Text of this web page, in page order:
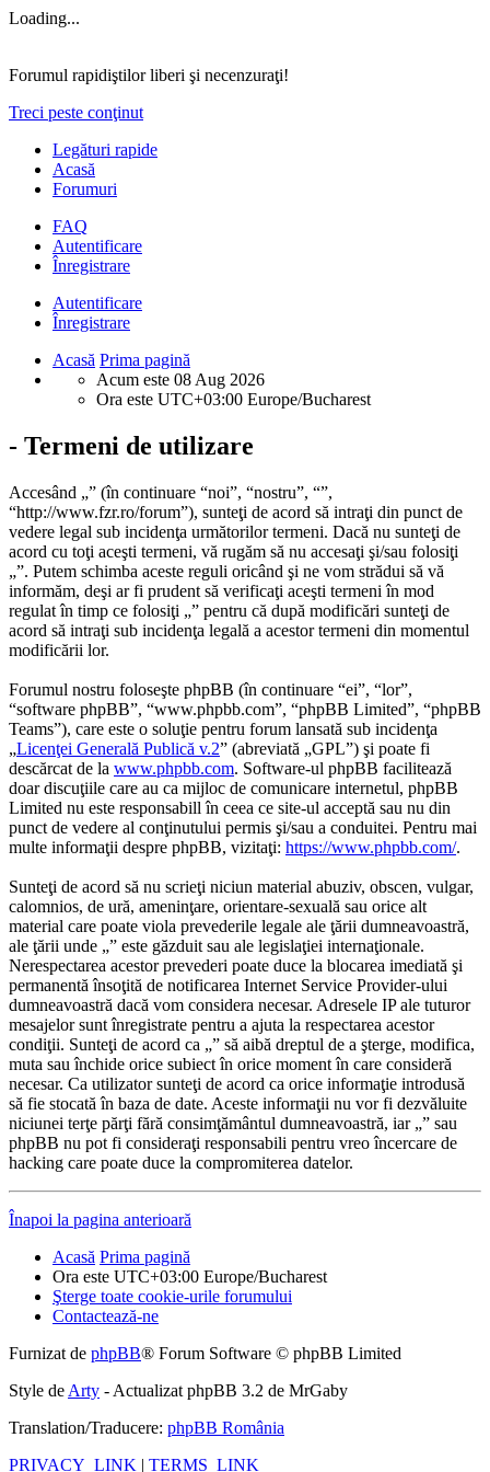
Loading...
Forumul rapidiştilor liberi şi necenzuraţi!
Treci peste conţinut
Legături rapide
Acasă
Forumuri
FAQ
Autentificare
Înregistrare
Autentificare
Înregistrare
Acasă Prima pagină
Acum este 08 Aug 2026
Ora este UTC+03:00 Europe/Bucharest
- Termeni de utilizare
Accesând „” (în continuare “noi”, “nostru”, “”,
“http://www.fzr.ro/forum”), sunteţi de acord să intraţi din punct de
vedere legal sub incidenţa următorilor termeni. Dacă nu sunteţi de
acord cu toţi aceşti termeni, vă rugăm să nu accesaţi şi/sau folosiţi
„”. Putem schimba aceste reguli oricând şi ne vom strădui să vă
informăm, deşi ar fi prudent să verificaţi aceşti termeni în mod
regulat în timp ce folosiţi „” pentru că după modificări sunteţi de
acord să intraţi sub incidenţa legală a acestor termeni din momentul
modificării lor.
Forumul nostru foloseşte phpBB (în continuare “ei”, “lor”,
“software phpBB”, “www.phpbb.com”, “phpBB Limited”, “phpBB
Teams”), care este o soluţie pentru forum lansată sub incidenţa
„Licenţei Generală Publică v.2” (abreviată „GPL”) şi poate fi
descărcat de la www.phpbb.com. Software-ul phpBB facilitează
doar discuţiile care au ca mijloc de comunicare internetul, phpBB
Limited nu este responsabill în ceea ce site-ul acceptă sau nu din
punct de vedere al conţinutului permis şi/sau a conduitei. Pentru mai
multe informaţii despre phpBB, vizitaţi: https://www.phpbb.com/.
Sunteţi de acord să nu scrieţi niciun material abuziv, obscen, vulgar,
calomnios, de ură, ameninţare, orientare-sexuală sau orice alt
material care poate viola prevederile legale ale ţării dumneavoastră,
ale ţării unde „” este găzduit sau ale legislaţiei internaţionale.
Nerespectarea acestor prevederi poate duce la blocarea imediată şi
permanentă însoţită de notificarea Internet Service Provider-ului
dumneavoastră dacă vom considera necesar. Adresele IP ale tuturor
mesajelor sunt înregistrate pentru a ajuta la respectarea acestor
condiţii. Sunteţi de acord ca „” să aibă dreptul de a şterge, modifica,
muta sau închide orice subiect în orice moment în care consideră
necesar. Ca utilizator sunteţi de acord ca orice informaţie introdusă
să fie stocată în baza de date. Aceste informaţii nu vor fi dezvăluite
niciunei terţe părţi fără consimţământul dumneavoastră, iar „” sau
phpBB nu pot fi consideraţi responsabili pentru vreo încercare de
hacking care poate duce la compromiterea datelor.
Înapoi la pagina anterioară
Acasă Prima pagină
Ora este UTC+03:00 Europe/Bucharest
Şterge toate cookie-urile forumului
Contactează-ne
Furnizat de phpBB® Forum Software © phpBB Limited
Style de Arty - Actualizat phpBB 3.2 de MrGaby
Translation/Traducere: phpBB România
PRIVACY_LINK | TERMS_LINK